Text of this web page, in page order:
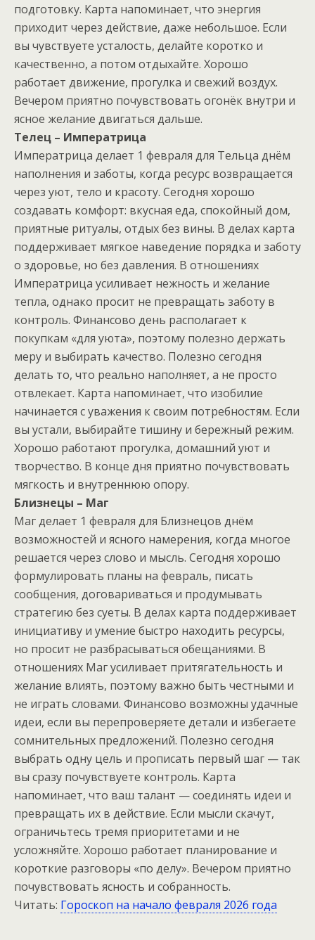
подготовку. Карта напоминает, что энергия
приходит через действие, даже небольшое. Если
вы чувствуете усталость, делайте коротко и
качественно, а потом отдыхайте. Хорошо
работает движение, прогулка и свежий воздух.
Вечером приятно почувствовать огонёк внутри и
ясное желание двигаться дальше.
Телец – Императрица
Императрица делает 1 февраля для Тельца днём
наполнения и заботы, когда ресурс возвращается
через уют, тело и красоту. Сегодня хорошо
создавать комфорт: вкусная еда, спокойный дом,
приятные ритуалы, отдых без вины. В делах карта
поддерживает мягкое наведение порядка и заботу
о здоровье, но без давления. В отношениях
Императрица усиливает нежность и желание
тепла, однако просит не превращать заботу в
контроль. Финансово день располагает к
покупкам «для уюта», поэтому полезно держать
меру и выбирать качество. Полезно сегодня
делать то, что реально наполняет, а не просто
отвлекает. Карта напоминает, что изобилие
начинается с уважения к своим потребностям. Если
вы устали, выбирайте тишину и бережный режим.
Хорошо работают прогулка, домашний уют и
творчество. В конце дня приятно почувствовать
мягкость и внутреннюю опору.
Близнецы – Маг
Маг делает 1 февраля для Близнецов днём
возможностей и ясного намерения, когда многое
решается через слово и мысль. Сегодня хорошо
формулировать планы на февраль, писать
сообщения, договариваться и продумывать
стратегию без суеты. В делах карта поддерживает
инициативу и умение быстро находить ресурсы,
но просит не разбрасываться обещаниями. В
отношениях Маг усиливает притягательность и
желание влиять, поэтому важно быть честными и
не играть словами. Финансово возможны удачные
идеи, если вы перепроверяете детали и избегаете
сомнительных предложений. Полезно сегодня
выбрать одну цель и прописать первый шаг — так
вы сразу почувствуете контроль. Карта
напоминает, что ваш талант — соединять идеи и
превращать их в действие. Если мысли скачут,
ограничьтесь тремя приоритетами и не
усложняйте. Хорошо работает планирование и
короткие разговоры «по делу». Вечером приятно
почувствовать ясность и собранность.
Читать: Гороскоп на начало февраля 2026 года